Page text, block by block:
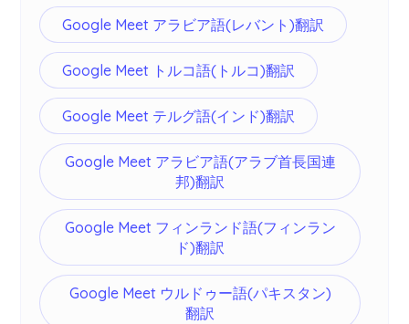
Google Meet アラビア語(レバント)翻訳
Google Meet トルコ語(トルコ)翻訳
Google Meet テルグ語(インド)翻訳
Google Meet アラビア語(アラブ首長国連
邦)翻訳
Google Meet フィンランド語(フィンラン
ド)翻訳
Google Meet ウルドゥー語(パキスタン)
翻訳